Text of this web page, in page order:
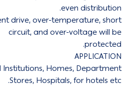
even distribution.
drive, over-temperature, short
circuit, and over-voltage will be
protected.
APPLICATION
Institutions, Homes, Department
Stores, Hospitals, for hotels etc.